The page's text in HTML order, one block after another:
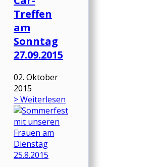
Treffen
am
Sonntag
27.09.2015
02. Oktober
2015
> Weiterlesen